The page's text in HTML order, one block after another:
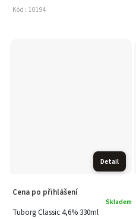
Kód: 10194
Detail
Tuborg Classic 4,6% 330ml
Skladem
Cena po přihlášení